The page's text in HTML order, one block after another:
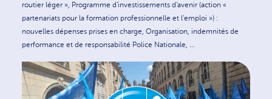
routier léger », Programme d’investissements d’avenir (action «
partenariats pour la formation professionnelle et l’emploi ») :
nouvelles dépenses prises en charge, Organisation, indemnités de
performance et de responsabilité Police Nationale, …